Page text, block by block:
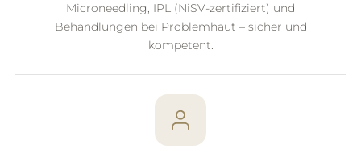
Microneedling, IPL (NiSV-zertifiziert) und
Behandlungen bei Problemhaut – sicher und
kompetent.